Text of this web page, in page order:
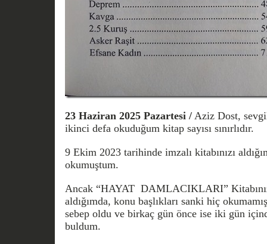
23 Haziran 2025 Pazartesi /Aziz Dost,
ikinci defa okuduğum kitap sayısı sınırlıdır.
9 Ekim 2023 tarihinde imzalı kitabınızı
okumuştum.
Ancak “HAYAT DAMLACIKLARI”
aldığımda, konu başlıkları sanki hiç
sebep oldu ve birkaç gün önce ise iki gün
buldum.